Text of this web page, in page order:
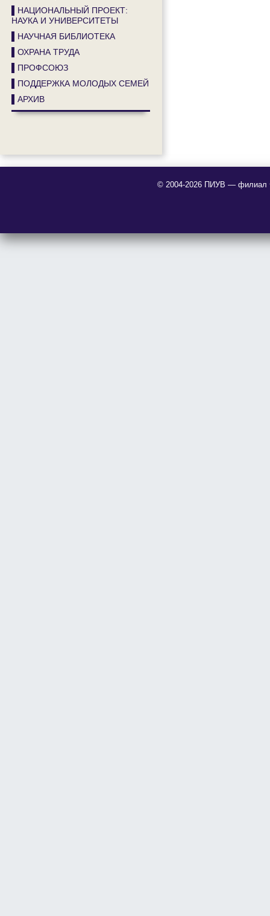
▌НАЦИОНАЛЬНЫЙ ПРОЕКТ:
НАУКА И УНИВЕРСИТЕТЫ
▌НАУЧНАЯ БИБЛИОТЕКА
▌ОХРАНА ТРУДА
▌ПРОФСОЮЗ
▌ПОДДЕРЖКА МОЛОДЫХ СЕМЕЙ
▌АРХИВ
© 2004-2026 ПИУВ — филиал